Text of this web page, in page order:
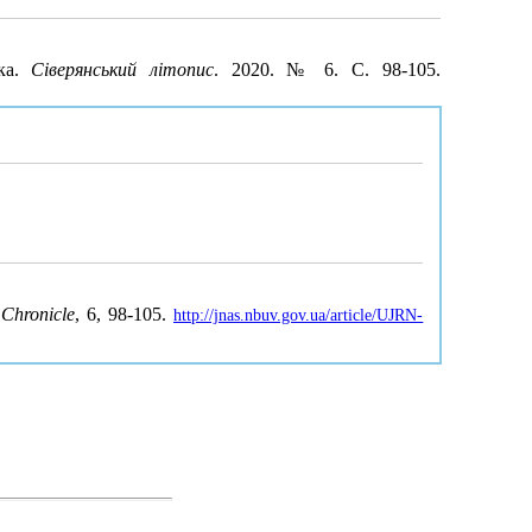
Сіверянський літопис. 2020. № 6. С. 98-105.
, 6, 98-105.http://jnas.nbuv.gov.ua/article/UJRN-